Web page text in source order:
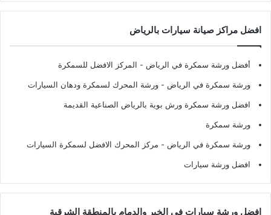
افضل مراكز صيانة سيارات بالرياض
أفضل ورشة سمكرة في الرياض - المركز الافضل للسمكرة
ورشة سمكرة في الرياض - ورشة المحرك لسمكرة ودهان السيارات
افضل ورشة سمكرة ورش بوية بالرياض الصناعية القديمة
ورشة سمكرة
ورشة سمكرة في الرياض - مركز المحرك الافضل لسمكرة السيارات
افضل ورشة سيارات
افضل ورشة سيارات في الخبر والدمام بالمنطقة الشرقية